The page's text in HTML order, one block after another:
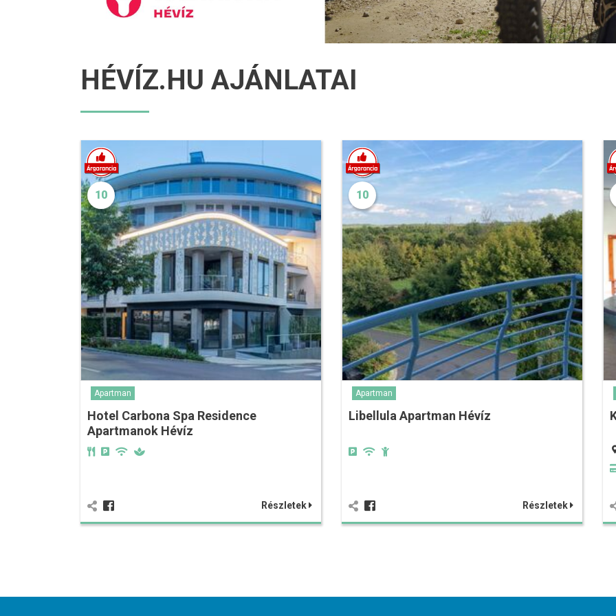
HÉVÍZ.HU AJÁNLATAI
10
Apartman
Hotel Carbona Spa Residence
Apartmanok Hévíz
Részletek
10
Apartman
Libellula Apartman Hévíz
Részletek